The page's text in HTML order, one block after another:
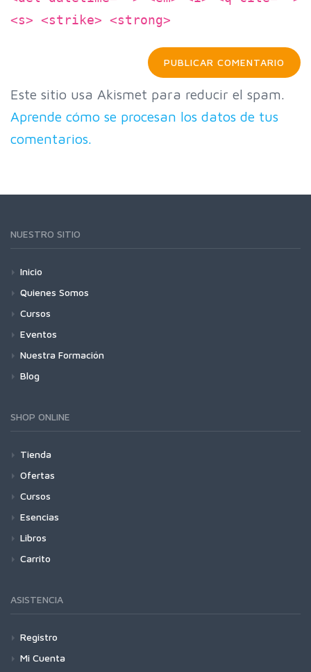
<s> <strike> <strong>
Este sitio usa Akismet para reducir el spam.
Aprende cómo se procesan los datos de tus
comentarios.
NUESTRO SITIO
Inicio
Quienes Somos
Cursos
Eventos
Nuestra Formación
Blog
SHOP ONLINE
Tienda
Ofertas
Cursos
Esencias
Libros
Carrito
ASISTENCIA
Registro
Mi Cuenta